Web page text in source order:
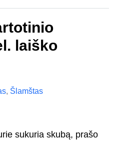
laiško
, Šlamštas
sukuria skubą, prašo